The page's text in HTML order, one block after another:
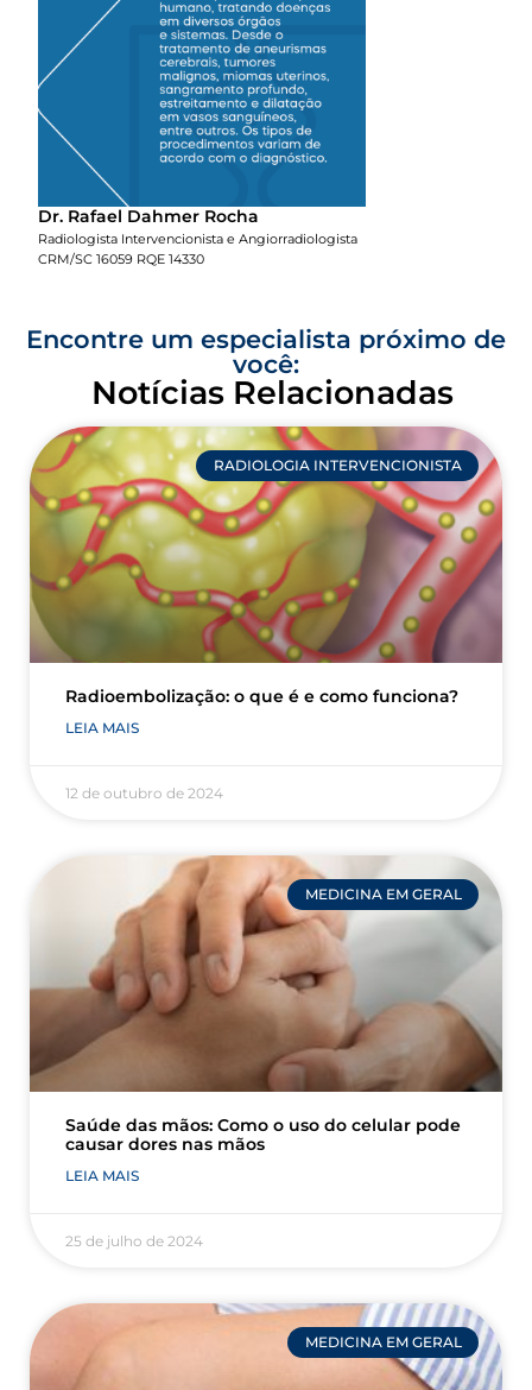
Dr. Rafael Dahmer Rocha
Radiologista Intervencionista e Angiorradiologista
CRM/SC 16059 RQE 14330
Encontre um especialista próximo de
você:
Notícias Relacionadas
RADIOLOGIA INTERVENCIONISTA
Radioembolização: o que é e como funciona?
LEIA MAIS
12 de outubro de 2024
MEDICINA EM GERAL
Saúde das mãos: Como o uso do celular pode
causar dores nas mãos
LEIA MAIS
25 de julho de 2024
MEDICINA EM GERAL